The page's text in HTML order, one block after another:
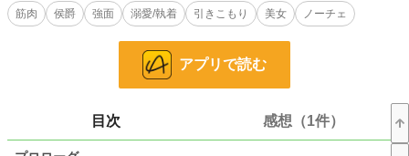
この作品は「小説家になろう」にも掲載しております。また、短編集〜リクエス
トと30日記念〜でも、続編を収録してます。
17,970 位 / 228,845 件
7,932 位 / 66,370 件
筋肉
侯爵 強面 溺愛/執着 引きこもり 美女 ノーチェ
アプリで読む
目次 感想（1件）